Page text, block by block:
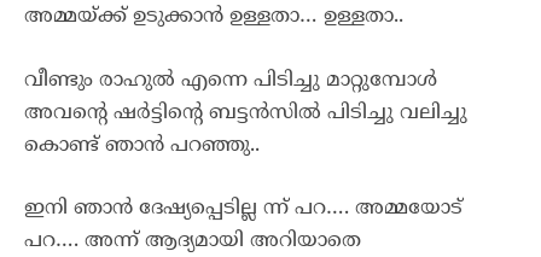
അമ്മയ്ക്ക് ഉടുക്കാൻ ഉള്ളതാ… ഉള്ളതാ..
വീണ്ടും രാഹുൽ എന്നെ പിടിച്ചു മാറ്റുമ്പോൾ
അവന്റെ ഷർട്ടിന്റെ ബട്ടൻസിൽ പിടിച്ചു വലിച്ചു
കൊണ്ട് ഞാൻ പറഞ്ഞു..
ഇനി ഞാൻ ദേഷ്യപ്പെടില്ല ന്ന് പറ…. അമ്മയോട്
പറ…. അന്ന് ആദ്യമായി അറിയാതെ